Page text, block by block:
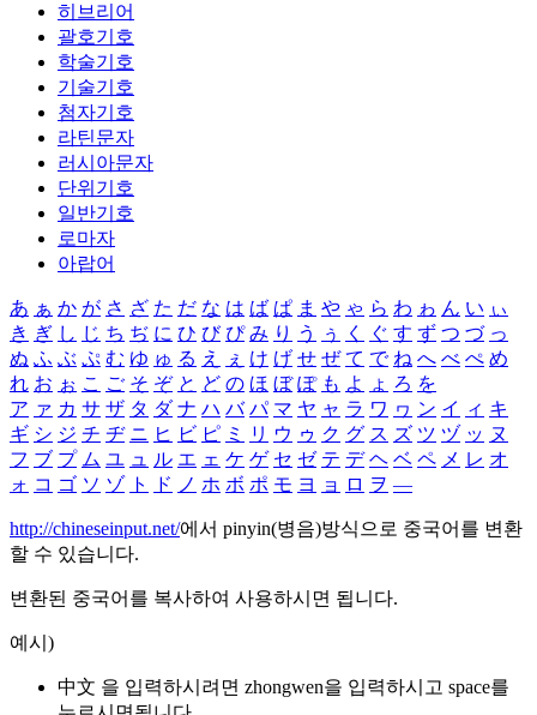
히브리어
괄호기호
학술기호
기술기호
첨자기호
라틴문자
러시아문자
단위기호
일반기호
로마자
아랍어
あ ぁ か が さ ざ た だ な は ば ぱ ま や ゃ ら わ ゎ ん い ぃ
き ぎ し じ ち ぢ に ひ び ぴ み り う ぅ く ぐ す ず つ づ っ
ぬ ふ ぶ ぷ む ゆ ゅ る え ぇ け げ せ ぜ て で ね へ べ ぺ め
れ お ぉ こ ご そ ぞ と ど の ほ ぼ ぽ も よ ょ ろ を
ア ァ カ サ ザ タ ダ ナ ハ バ パ マ ヤ ャ ラ ワ ヮ ン イ ィ キ
ギ シ ジ チ ヂ ニ ヒ ビ ピ ミ リ ウ ゥ ク グ ス ズ ツ ヅ ッ ヌ
フ ブ プ ム ユ ュ ル エ ェ ケ ゲ セ ゼ テ デ ヘ ベ ペ メ レ オ
ォ コ ゴ ソ ゾ ト ド ノ ホ ボ ポ モ ヨ ョ ロ ヲ ―
http://chineseinput.net/에서 pinyin(병음)방식으로 중국어를 변환
할 수 있습니다.
변환된 중국어를 복사하여 사용하시면 됩니다.
예시)
中文 을 입력하시려면 zhongwen을 입력하시고 space를